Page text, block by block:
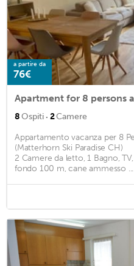
a partire da
76€
Apartment for 8 persons
8Ospiti · 2Camere
Appartamento vacanza per 8
(Matterhorn Ski Paradise CH)
2 Camere da letto, 1 Bagno,
fondo 100 m, cane ammesso ...